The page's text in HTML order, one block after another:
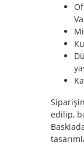
edilip,